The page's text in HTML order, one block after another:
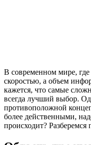
В современном мире,
скоростью, а объем
кажется, что самые
всегда лучший выбор.
противоположной
более действенными,
происходит? Разберемся